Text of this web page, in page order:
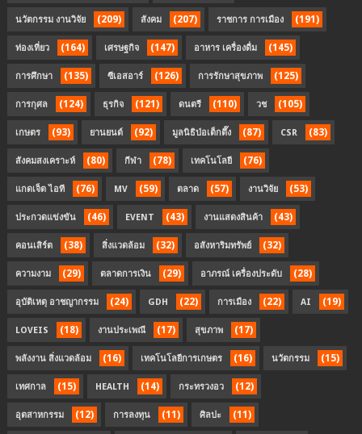
นวัตกรรม งานวิจัย (209) สังคม (207) ราชการ การเมือง (191)
ท่องเที่ยว (164) เศรษฐกิจ (147) อาหาร เครื่องดื่ม (145)
การศึกษา (135) ซีเอสอาร์ (126) การรักษาสุขภาพ (125)
การกุศล (124) ธุรกิจ (121) ดนตรี (110) วช (105)
เกษตร (93) ยานยนต์ (92) มูลนิธิป่อเต็กตึ๊ง (87) CSR (83)
สังคมสงเคราะห์ (80) กีฬา (78) เทคโนโลยี (76)
แกดเจ็ต ไอที (76) MV (59) ตลาด (57) งานวิจัย (53)
ประกวดแข่งขัน (46) EVENT (43) งานแสดงสินค้า (43)
คอนเสิร์ต (38) สิ่งแวดล้อม (32) อสังหาริมทรัพย์ (32)
ความงาม (29) ตลาดการเงิน (29) อาภรณ์ เครื่องประดับ (28)
อุบัติเหตุ อาชญากรรม (24) GDH (22) การเมือง (22) AI (19)
LOVEIS (18) งานประเพณี (17) สุขภาพ (17)
พลังงาน สิ่งแวดล้อม (16) เทคโนโลยีการเกษตร (16) นวัตกรรม (15)
เทศกาล (15) HEALTH (14) กระทรวงอว (12)
อุตสาหกรรม (12) การลงทุน (11) ศิลปะ (11)